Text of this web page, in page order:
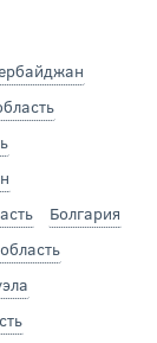
Болгария